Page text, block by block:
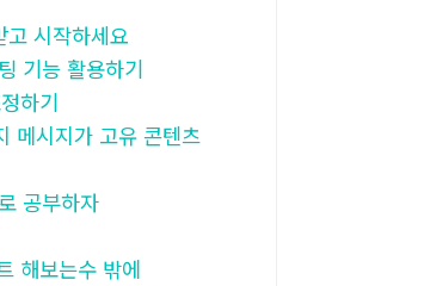
시작하세요
기능 활용하기
하기
메시지가 고유 콘텐츠
공부하자
해보는수 밖에